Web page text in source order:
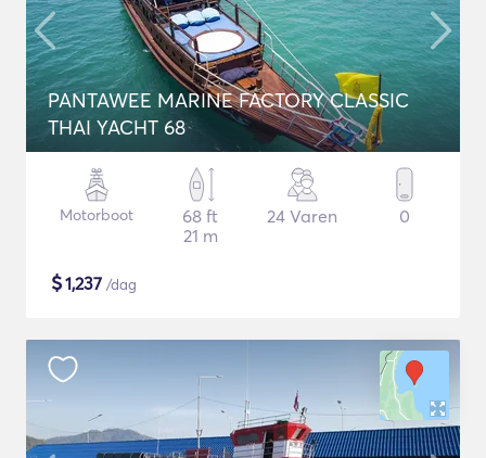
PANTAWEE MARINE FACTORY CLASSIC
THAI YACHT 68
Motorboot
68 ft
21 m
24 Varen 0
$1,237 /dag